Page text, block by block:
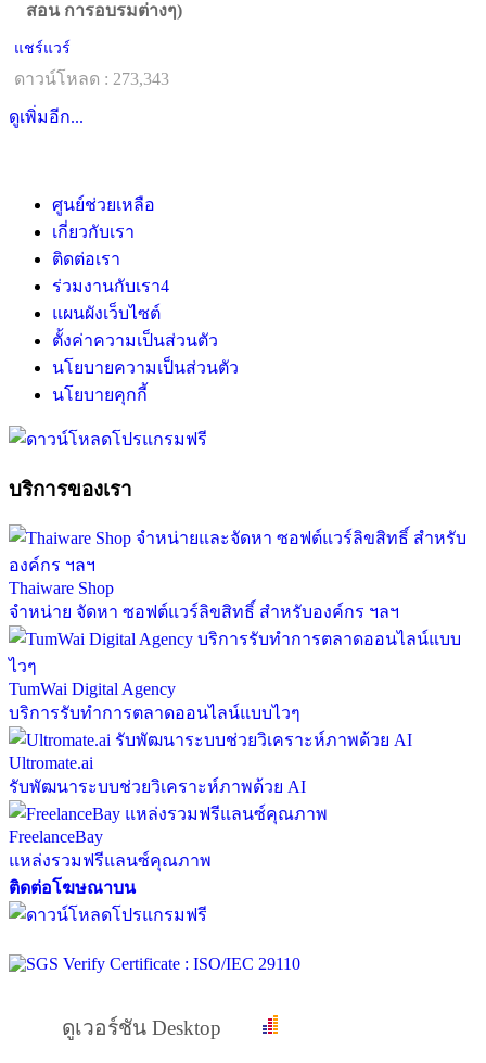
สอน การอบรมต่างๆ)
แชร์แวร์
ดาวน์โหลด : 273,343
ดูเพิ่มอีก...
ศูนย์ช่วยเหลือ
เกี่ยวกับเรา
ติดต่อเรา
ร่วมงานกับเรา4
แผนผังเว็บไซต์
ตั้งค่าความเป็นส่วนตัว
นโยบายความเป็นส่วนตัว
นโยบายคุกกี้
บริการของเรา
Thaiware Shop
จำหน่าย จัดหา ซอฟต์แวร์ลิขสิทธิ์ สำหรับองค์กร ฯลฯ
TumWai Digital Agency
บริการรับทำการตลาดออนไลน์แบบไวๆ
Ultromate.ai
รับพัฒนาระบบช่วยวิเคราะห์ภาพด้วย AI
FreelanceBay
แหล่งรวมฟรีแลนซ์คุณภาพ
ติดต่อโฆษณาบน
ดูเวอร์ชัน Desktop